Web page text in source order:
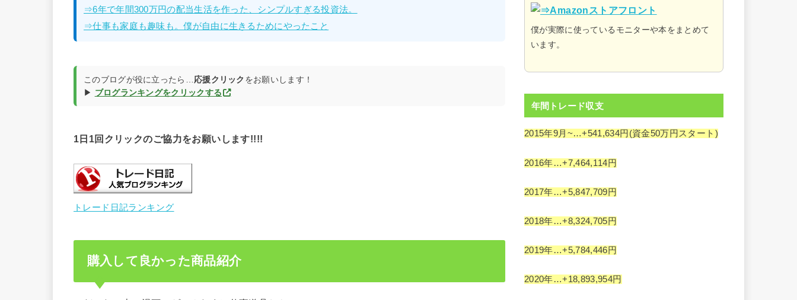
⇒6年で年間300万円の配当生活を作った、シンプルすぎる投資法。
⇒仕事も家庭も趣味も。僕が自由に生きるためにやったこと
このブログが役に立ったら… 応援クリック をお願いします！
▶ ブログランキングをクリックする
1日1回クリックのご協力をお願いします!!!!
トレード日記ランキング
購入して良かった商品紹介
僕が実際に使っているモニターや本をまとめて
います。
年間トレード収支
2015年9月~…+541,634円(資金50万円スタート)
2016年…+7,464,114円
2017年…+5,847,709円
2018年…+8,324,705円
2019年…+5,784,446円
2020年…+18,893,954円